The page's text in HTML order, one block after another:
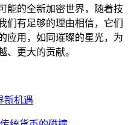
能的全新加密世界，随着技
们有足够的理由相信，它们
应用，如同璀璨的星光，为
、更大的贡献。
新机遇